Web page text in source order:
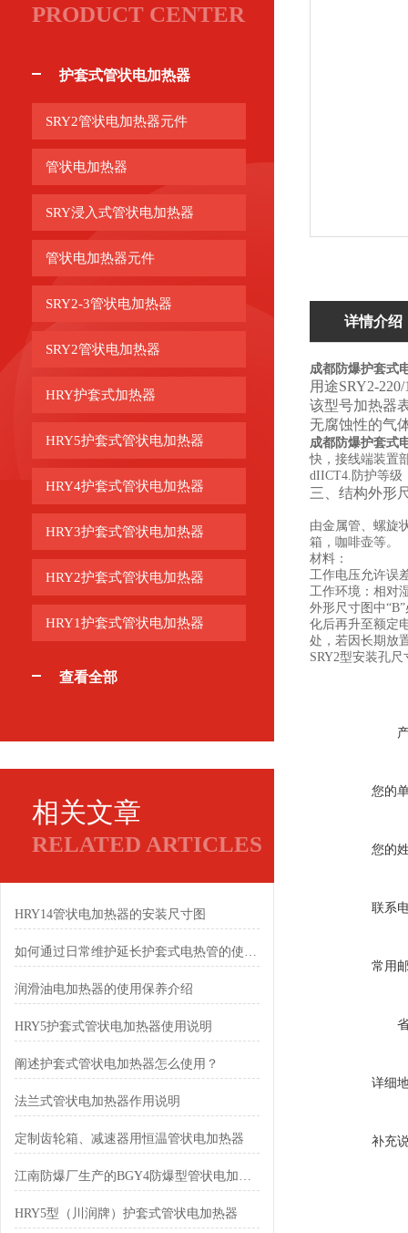
PRODUCT CENTER
护套式管状电加热器
SRY2管状电加热器元件
管状电加热器
SRY浸入式管状电加热器
管状电加热器元件
SRY2-3管状电加热器
SRY2管状电加热器
HRY护套式加热器
HRY5护套式管状电加热器
HRY4护套式管状电加热器
HRY3护套式管状电加热器
HRY2护套式管状电加热器
HRY1护套式管状电加热器
查看全部
相关文章
RELATED ARTICLES
HRY14管状电加热器的安装尺寸图
如何通过日常维护延长护套式电热管的使用年限
润滑油电加热器的使用保养介绍
HRY5护套式管状电加热器使用说明
阐述护套式管状电加热器怎么使用？
法兰式管状电加热器作用说明
定制齿轮箱、减速器用恒温管状电加热器
江南防爆厂生产的BGY4防爆型管状电加热器
HRY5型（川润牌）护套式管状电加热器
详情介绍
成都防爆护套式
用途SRY2-
该型号加热器
无腐蚀性的气
成都防爆护套式
快，接线端装置
dIICT4.防护等级
三、结构外形
由金属管、螺旋
箱，咖啡壶等。
材料：
工作电压允许误
工作环境：相对
外形尺寸图中
化后再升至额定
处，若因长期放
SRY2型安装孔
您的
您的
联系
常用
详细
补充